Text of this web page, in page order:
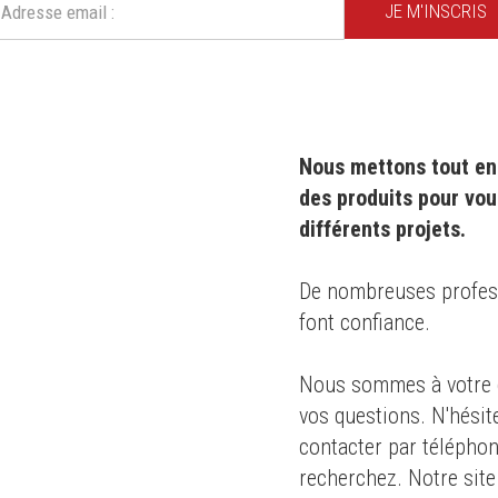
JE M'INSCRIS
Nous mettons tout
des produits pour
différents projets.
De nombreuses
font confiance.
Nous sommes à
vos questions.
contacter par
recherchez. Notre